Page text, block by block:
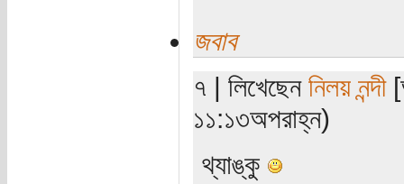
জবাব
৭ | লিখেছেন নিলয় নন্দী
১১:১৩অপরাহ্ন)
থ্যাঙ্কু